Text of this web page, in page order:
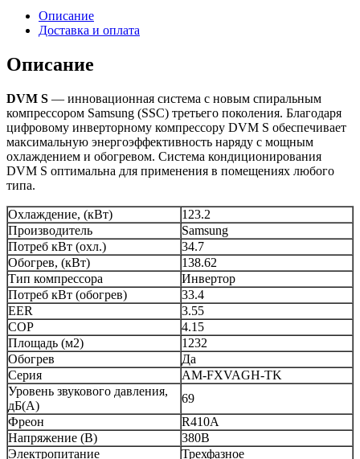
Описание
Доставка и оплата
Описание
DVM S — инновационная система с новым спиральным
компрессором Samsung (SSC) третьего поколения. Благодаря
цифровому инверторному компрессору DVM S обеспечивает
максимальную энергоэффективность наряду с мощным
охлаждением и обогревом. Система кондиционирования
DVM S оптимальна для применения в помещениях любого
типа.
Охлаждение, (кВт)
123.2
Производитель
Samsung
Потреб кВт (охл.)
34.7
Обогрев, (кВт)
138.62
Тип компрессора
Инвертор
Потреб кВт (обогрев)
33.4
EER
3.55
COP
4.15
Площадь (м2)
1232
Обогрев
Да
Серия
AM-FXVAGH-TK
Уровень звукового давления,
дБ(А)
69
Фреон
R410A
Напряжение (В)
380В
Электропитание
Трехфазное